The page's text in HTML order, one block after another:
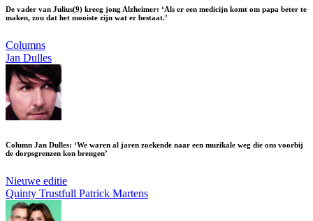
De vader van Julius(9) kreeg jong Alzheimer: ‘Als er een medicijn komt om papa beter te
maken, zou dat het mooiste zijn wat er bestaat.’
Columns
Jan Dulles
Column Jan Dulles: ‘We waren al jaren zoekende naar een muzikale weg die ons voorbij
de dorpsgrenzen kon brengen’
Nieuwe editie
Quinty Trustfull Patrick Martens